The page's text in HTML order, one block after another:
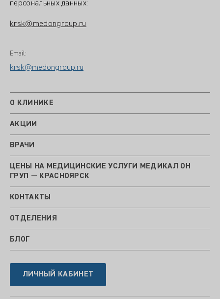
персональных данных:
krsk@medongroup.ru
Email:
krsk@medongroup.ru
О КЛИНИКЕ
АКЦИИ
ВРАЧИ
ЦЕНЫ НА МЕДИЦИНСКИЕ УСЛУГИ МЕДИКАЛ ОН
ГРУП — КРАСНОЯРСК
КОНТАКТЫ
ОТДЕЛЕНИЯ
БЛОГ
ЛИЧНЫЙ КАБИНЕТ